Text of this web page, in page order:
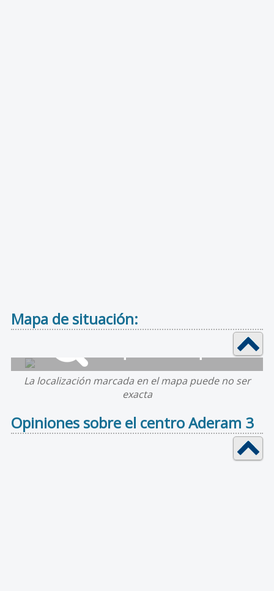
Mapa de situación:
La localización marcada en el mapa puede no ser
exacta
Opiniones sobre el centro Aderam 3